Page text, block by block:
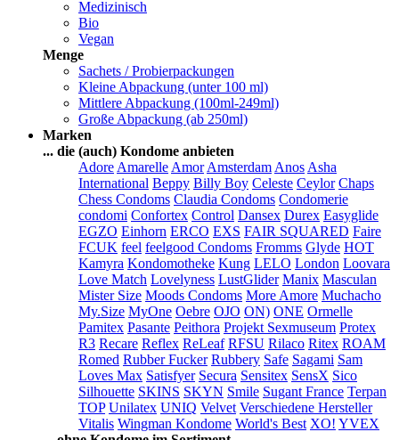
Medizinisch
Bio
Vegan
Menge
Sachets / Probierpackungen
Kleine Abpackung (unter 100 ml)
Mittlere Abpackung (100ml-249ml)
Große Abpackung (ab 250ml)
Marken
... die (auch) Kondome anbieten
Adore Amarelle Amor Amsterdam Anos Asha
International Beppy Billy Boy Celeste Ceylor Chaps
Chess Condoms Claudia Condoms Condomerie
condomi Confortex Control Dansex Durex Easyglide
EGZO Einhorn ERCO EXS FAIR SQUARED Faire
FCUK feel feelgood Condoms Fromms Glyde HOT
Kamyra Kondomotheke Kung LELO London Loovara
Love Match Lovelyness LustGlider Manix Masculan
Mister Size Moods Condoms More Amore Muchacho
My.Size MyOne Oebre OJO ON) ONE Ormelle
Pamitex Pasante Peithora Projekt Sexmuseum Protex
R3 Recare Reflex ReLeaf RFSU Rilaco Ritex ROAM
Romed Rubber Fucker Rubbery Safe Sagami Sam
Loves Max Satisfyer Secura Sensitex SensX Sico
Silhouette SKINS SKYN Smile Sugant France Terpan
TOP Unilatex UNIQ Velvet Verschiedene Hersteller
Vitalis Wingman Kondome World's Best XO! YVEX